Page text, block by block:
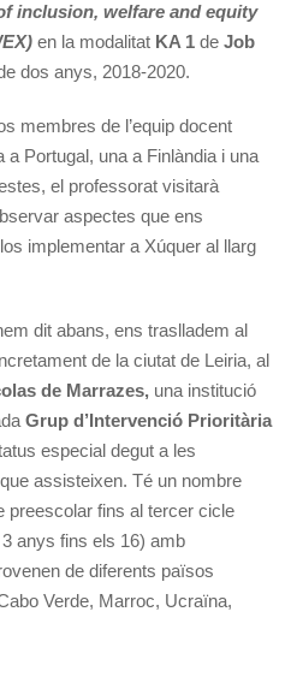
inclusion, welfare and equity
en la modalitat KA 1 de Job
dos anys, 2018-2020.
membres de l’equip docent
Portugal, una a Finlàndia i una
el professorat visitarà
aspectes que ens
implementar a Xúquer al llarg
dit abans, ens traslladem al
de la ciutat de Leiria, al
de Marrazes, una institució
Grup d’Intervenció Prioritària
especial degut a les
assisteixen. Té un nombre
preescolar fins al tercer cicle
anys fins els 16) amb
de diferents països
Verde, Marroc, Ucraïna,